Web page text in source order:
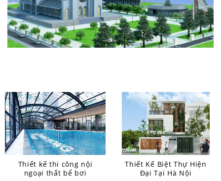
Thiết kế thi công nội
ngoại thất bể bơi
Thiết Kế Biệt Thự Hiện
Đại Tại Hà Nội